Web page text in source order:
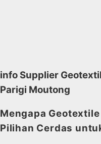
info Supplier
Parigi Moutong
Mengapa
Pilihan Cerdas